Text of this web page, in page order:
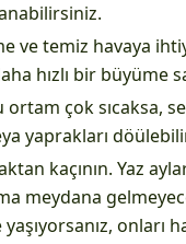
ve temiz havaya
hızlı bir büyüme
çok sıcaksa,
yaprakları
kaçının. Yaz
meydana
onları